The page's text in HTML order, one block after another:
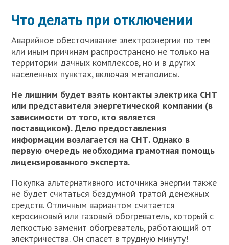
Что делать при отключении
Аварийное обесточивание электроэнергии по тем
или иным причинам распространено не только на
территории дачных комплексов, но и в других
населенных пунктах, включая мегаполисы.
Не лишним будет взять контакты электрика СНТ
или представителя энергетической компании (в
зависимости от того, кто является
поставщиком). Дело предоставления
информации возлагается на СНТ. Однако в
первую очередь необходима грамотная помощь
лицензированного эксперта.
Покупка альтернативного источника энергии также
не будет считаться бездумной тратой денежных
средств. Отличным вариантом считается
керосиновый или газовый обогреватель, который с
легкостью заменит обогреватель, работающий от
электричества. Он спасет в трудную минуту!